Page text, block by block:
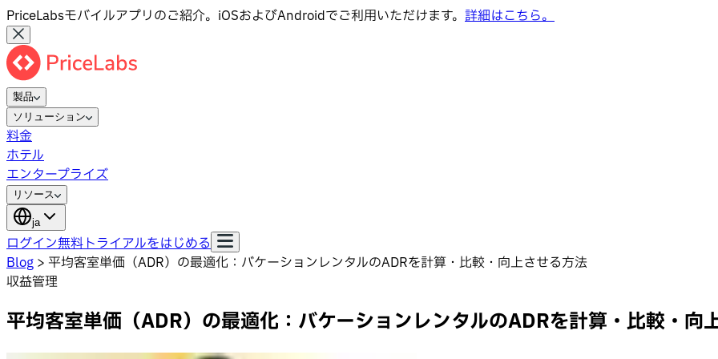
PriceLabsモバイルアプリのご紹介。iOSおよびAndroidでご利用いただけます。 詳細はこちら。
製品
ソリューション
料金
ホテル
エンタープライズ
リソース
ja
ログイン無料トライアルをはじめる
Blog > 平均客室単価（ADR）の最適化：バケーションレンタルのADRを計算・比較・向上させる方法
収益管理
平均客室単価（ADR）の最適化：バケーションレンタルのADRを計算・比較・向